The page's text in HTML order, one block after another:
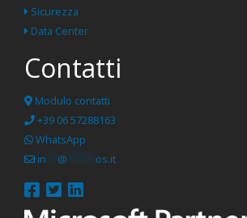
Sicurezza
Data Center
Contatti
Modulo contatti
+39 06 57288163
WhatsApp
in
@ os.it